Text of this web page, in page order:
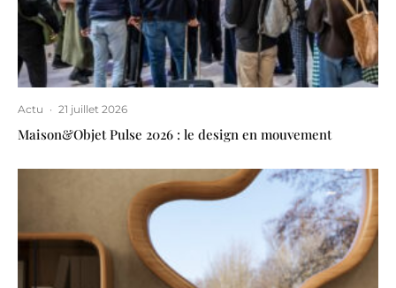
Actu · 21 juillet 2026
Maison&Objet Pulse 2026 : le design en mouvement